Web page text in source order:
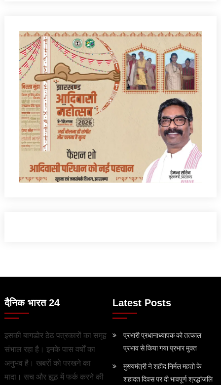
दैनिक भारत 24
इसकी बागडोर ठेठ पत्रकारों का समूह
संभाल रहा है। इनके पास वर्षों का
अनुभव है। खबरों को परखने का
मादा। सच और झूठ में फर्क करने की
Latest Posts
प्रभारी प्रधानाध्यापक को तत्काल
प्रभाव से किया गया प्रभार मुक्त
मुख्यमंत्री ने शहीद निर्मल महतो के
शहादत दिवस पर दी भावपूर्ण श्रद्धांजलि